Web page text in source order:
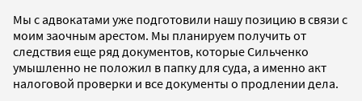
Мы с адвокатами уже подготовили нашу позицию в связи с
моим заочным арестом. Мы планируем получить от
следствия еще ряд документов, которые Сильченко
умышленно не положил в папку для суда, а именно акт
налоговой проверки и все документы о продлении дела.